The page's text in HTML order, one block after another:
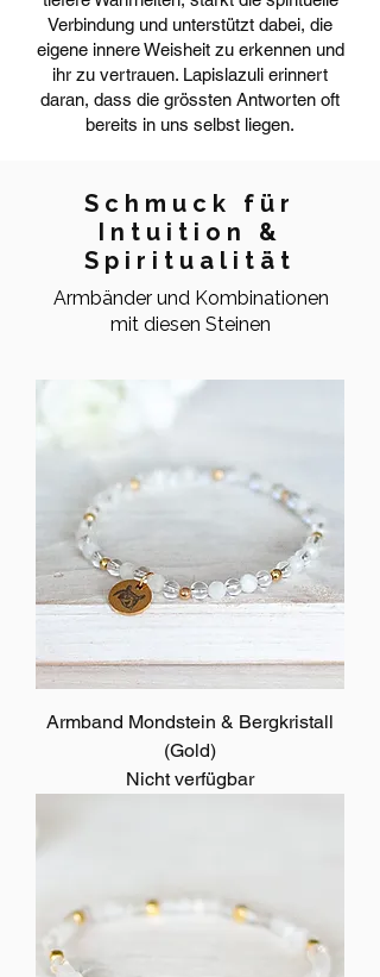
Verbindung und unterstützt dabei, die
eigene innere Weisheit zu erkennen und
ihr zu vertrauen. Lapislazuli erinnert
daran, dass die grössten Antworten oft
bereits in uns selbst liegen.
Schmuck für
Intuition &
Spiritualität
Armbänder und Kombinationen
mit diesen Steinen
Armband Mondstein & Bergkristall
(Gold)
Nicht verfügbar